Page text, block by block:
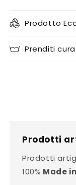
Prodotto
Prenditi
Prodotti
Prodotti
100% Made